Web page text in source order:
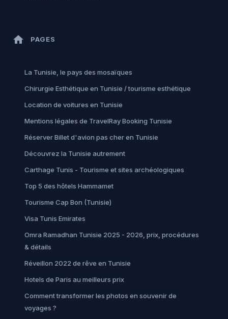
home PAGES
La Tunisie, le pays des mosaïques
Chirurgie Esthétique en Tunisie / tourisme esthétique
Location de voitures en Tunisie
Mentions légales de TravelRay Booking Tunisie
Réserver Billet d'avion pas cher en Tunisie
Découvrez la Tunisie autrement
Carthage Tunis - Tourisme et sites archéologiques
Top 5 des hôtels Hammamet
Tourisme Cap Bon (Tunisie)
Visa Tunis Emirates
Omra Ramadhan Tunisie 2025 - 2026, prix, procédures
& détails
Réveillon 2022 de rêve en Tunisie
Hotels de Paris au meilleurs prix
Comment transformer les photos en souvenir de
voyages ?